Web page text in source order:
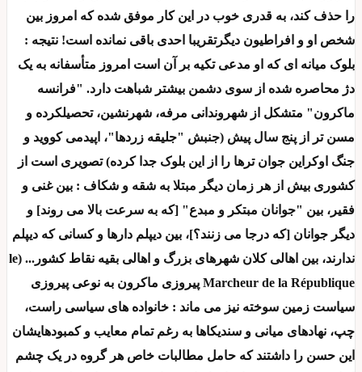
را حذف کند، به قدری خوب در این کار موفق شده که امروز بین
شخص او و افراطیون دیگرتقریبا احدی باقی نمانده است! نتیجه :
بلوک میانه ای که او مدعی تکیه بر آن است امروز متأسفانه به یک
دژ محاصره شده از سوی دشمن بیشتر شباهت دارد. "فرانسه
ماکرون" متشکل از شهروندانی مرفه، شهرنشین، تحصیلکرده و
مسن تر از پنج سال پیش (جنبش "جلیقه زردها"، اپیدمی کووید و
جنگ اوکراین جوان ترها را از این بلوک جدا کرده) تصویری است از
کشوری بیش از هر زمان دیگر مبتلا به شقه و شکاف : بین غنی و
فقیر، بین "جوانان مبتکر و مبدع" [که به سرعت بالا می روند] و
دیگر جوانان [که درجا می زنند؟]، بین دیپلم دارها و کسانی که دیپلم
ندارند، بین اهالی کلان شهرهای بزرگ و اهالی بقیه نقاط کشور... (le
Marcheur de la République پیروزی ماکرون به نوعی پیروزی
سیاست زمین سوخته نیز می ماند : خانواده های سیاسی راست،
چپ، نهادهای میانی و سندیکاها به رغم تمام معایب و کمبودهایشان
این حسن را داشتند که حامل مطالبات خاص هر گروه در یک چشم